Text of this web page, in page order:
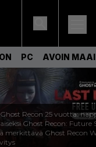
PC AVOIN
Ghost Recon 25 vuotta:
Ghost Recon: Future
merkittävä Ghost Recon